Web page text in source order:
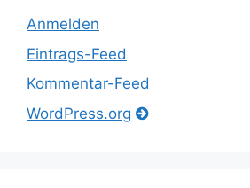
Anmelden
Eintrags-Feed
Kommentar-Feed
WordPress.org